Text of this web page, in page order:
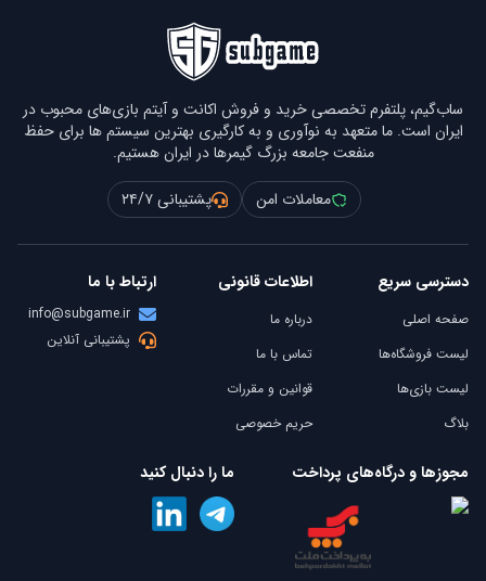
ساب‌گیم، پلتفرم تخصصی خرید و فروش اکانت و آیتم بازی‌های محبوب در
ایران است. ما متعهد به نوآوری و به کارگیری بهترین سیستم ها برای حفظ
منفعت جامعه بزرگ گیمرها در ایران هستیم.
معاملات امن
پشتیبانی ۲۴/۷
دسترسی سریع
صفحه اصلی
لیست فروشگاه‌ها
لیست بازی‌ها
بلاگ
اطلاعات قانونی
درباره ما
تماس با ما
قوانین و مقررات
حریم خصوصی
ارتباط با ما
info@subgame.ir
پشتیبانی آنلاین
مجوزها و درگاه‌های پرداخت ما را دنبال کنید